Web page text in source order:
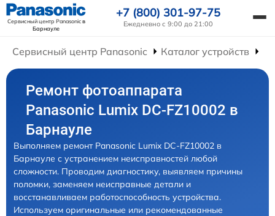
Сервисный центр Panasonicв
Барнауле
+7 (800) 301-97-75
Ежедневно с 9:00 до 21:00
Сервисный центр Panasonic Каталог устройств
Ремонт фотоаппарата
Panasonic Lumix DC-FZ10002 в
Барнауле
Выполняем ремонт Panasonic Lumix DC-FZ10002 в
Барнауле с устранением неисправностей любой
сложности. Проводим диагностику, выявляем причины
поломки, заменяем неисправные детали и
восстанавливаем работоспособность устройства.
Используем оригинальные или рекомендованные